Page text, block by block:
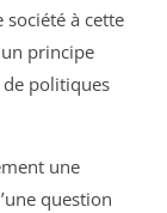
à cette
principe
politiques
une
question